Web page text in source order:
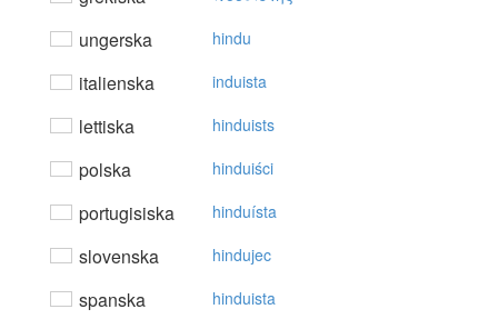
ungerska hindu
italienska induista
lettiska hinduists
polska hinduiści
portugisiska hinduísta
slovenska hindujec
spanska hinduista